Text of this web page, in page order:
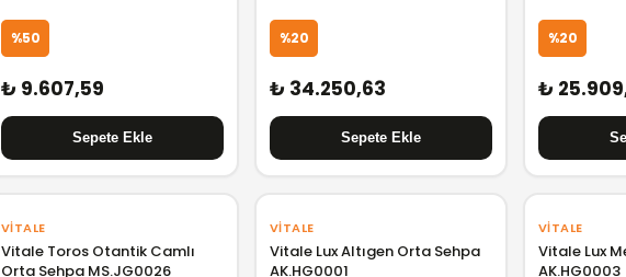
%50
₺ 9.607,59
%20
₺ 34.250,63
%20
₺
VITALE
Vitale Toros Otantik Camlı
Orta Sehpa MS.JG0026
VITALE
Vitale Lux Altıgen Orta Sehpa
AK.HG0001
VITALE
Vitale Lux
AK.HG0003